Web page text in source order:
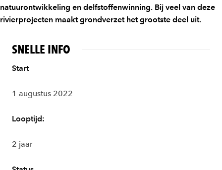
natuurontwikkeling en delfstoffenwinning. Bij veel van deze
rivierprojecten maakt grondverzet het grootste deel uit.
SNELLE INFO
Start
1 augustus 2022
Looptijd:
2 jaar